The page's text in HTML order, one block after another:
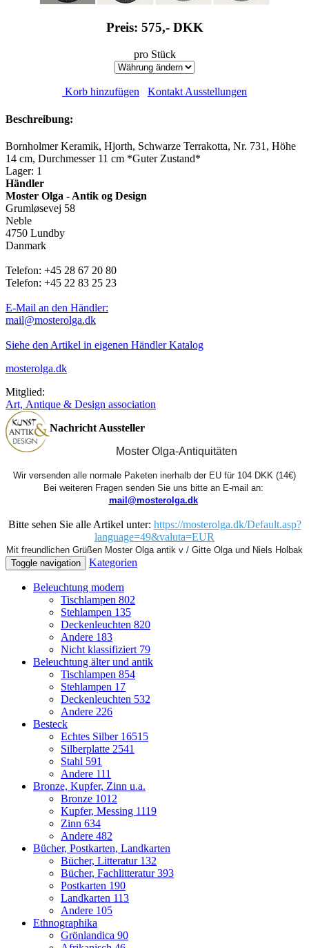
Preis: 575,- DKK
pro Stück
Korb hinzufügen Kontakt Ausstellungen
Beschreibung:
Bornholmer Keramik, Hjorth, Schwarze Terrakotta, Nr. 731, Höhe
14 cm, Durchmesser 11 cm *Guter Zustand*
Lager: 1
Händler
Moster Olga - Antik og Design
Grumløsevej 58
Neble
4750 Lundby
Danmark
Telefon: +45 28 67 20 80
Telefon: +45 22 83 25 23
E-Mail an den Händler:
mail@mosterolga.dk
Siehe den Artikel in eigenen Händler Katalog
mosterolga.dk
Mitglied:
Art, Antique & Design association
Nachricht Aussteller
Moster Olga-Antiquitäten
Wir versenden alle normale Paketen inerhalb der EU für 104 DKK (14€)
mail@mosterolga.dk
Bitte sehen Sie alle Artikel unter: https://mosterolga.dk/Default.asp?
language=49&valuta=EUR
Mit freundlichen Grüßen Moster Olga antik v / Gitte Olga und Niels Holbak
Toggle navigation
Kategorien
Beleuchtung modern
Tischlampen 802
Stehlampen 135
Deckenleuchten 820
Andere 183
Nicht klassifiziert 79
Beleuchtung älter und antik
Tischlampen 854
Stehlampen 17
Deckenleuchten 532
Andere 226
Besteck
Echtes Silber 16515
Silberplatte 2541
Stahl 591
Andere 111
Bronze, Kupfer, Zinn u.a.
Bronze 1012
Kupfer, Messing 1119
Zinn 634
Andere 482
Bücher, Postkarten, Landkarten
Bücher, Litteratur 132
Bücher, Fachlitteratur393
Postkarten 190
Landkarten 113
Andere 105
Ethnographika
Grönlandica 90